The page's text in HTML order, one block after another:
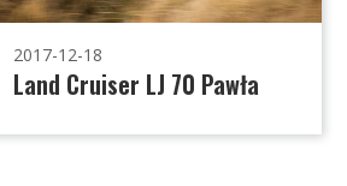
2017-12-18
Land Cruiser LJ 70 Pawła